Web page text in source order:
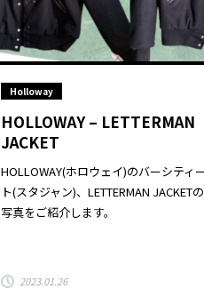
Holloway
HOLLOWAY – LETTERMAN
JACKET
HOLLOWAY(ホロウェイ)のバーシティ
ト(スタジャン)、LETTERMAN JACKET
写真をご紹介します。
2023.01.26